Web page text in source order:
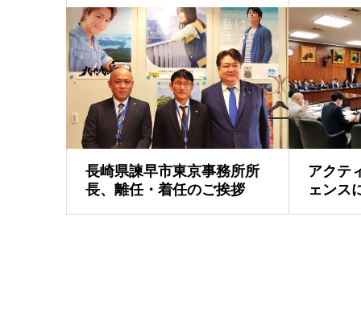
長崎県諫早市東京事務所所
長、離任・着任のご挨拶
アクテ
ェンス